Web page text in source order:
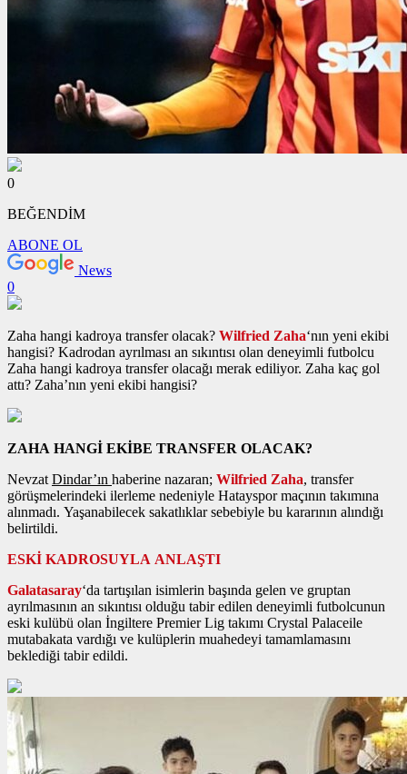
0
BEĞENDİM
ABONE OL
News
0
Zaha hangi kadroya transfer olacak? Wilfried Zaha‘nın yeni ekibi
hangisi? Kadrodan ayrılması an sıkıntısı olan deneyimli futbolcu
Zaha hangi kadroya transfer olacağı merak ediliyor. Zaha kaç gol
attı? Zaha’nın yeni ekibi hangisi?
ZAHA HANGİ EKİBE TRANSFER OLACAK?
Nevzat Dindar’ın haberine nazaran; Wilfried Zaha, transfer
görüşmelerindeki ilerleme nedeniyle Hatayspor maçının takımına
alınmadı. Yaşanabilecek sakatlıklar sebebiyle bu kararının alındığı
belirtildi.
ESKİ KADROSUYLA ANLAŞTI
Galatasaray‘da tartışılan isimlerin başında gelen ve gruptan
ayrılmasının an sıkıntısı olduğu tabir edilen deneyimli futbolcunun
eski kulübü olan İngiltere Premier Lig takımı Crystal Palaceile
mutabakata vardığı ve kulüplerin muahedeyi tamamlamasını
beklediği tabir edildi.